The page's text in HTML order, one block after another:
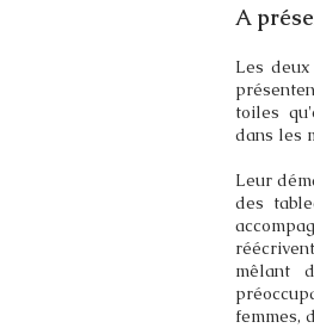
A
Les
toiles
dans les
Leur
des
mêlant
femmes,